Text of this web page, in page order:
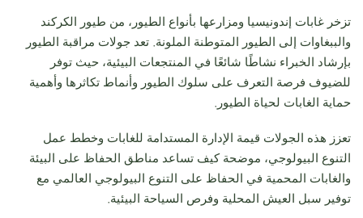
تزخر غابات إندونيسيا ومزارعها بأنواع الطيور، من طيور الكركند
والببغاوات إلى الطيور المتوطنة الملونة. تعد جولات مراقبة الطيور
بإرشاد الخبراء نشاطًا شائعًا في المنتجعات البيئية، حيث توفر
للضيوف فرصة التعرف على سلوك الطيور وأنماط تكاثرها وأهمية
حماية الغابات لحياة الطيور.
تعزز هذه الجولات قيمة الإدارة المستدامة للغابات وخطط عمل
التنوع البيولوجي، موضحة كيف تساعد مناطق الحفاظ على البيئة
والغابات المحمية في الحفاظ على التنوع البيولوجي العالمي مع
توفير سبل العيش المحلية وفرص السياحة البيئية.